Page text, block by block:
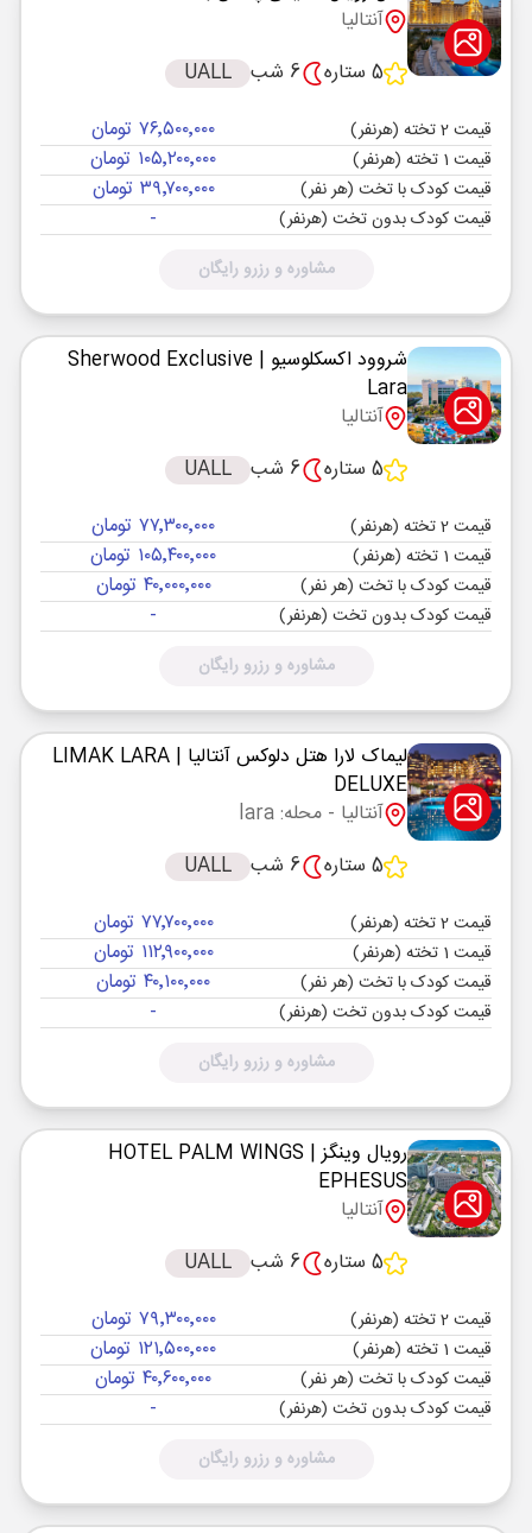
آنتالیا
5 ستاره
6 شب UALL
قیمت 2 تخته (هرنفر) ۷۶٬۵۰۰٬۰۰۰ تومان
قیمت 1 تخته (هرنفر) ۱۰۵٬۲۰۰٬۰۰۰ تومان
قیمت کودک با تخت (هر نفر) ۳۹٬۷۰۰٬۰۰۰ تومان
قیمت کودک بدون تخت (هرنفر) -
مشاوره و رزرو رایگان
شروود اکسکلوسیو
| Sherwood Exclusive
Lara
آنتالیا
5 ستاره
6 شب UALL
قیمت 2 تخته (هرنفر) ۷۷٬۳۰۰٬۰۰۰ تومان
قیمت 1 تخته (هرنفر) ۱۰۵٬۴۰۰٬۰۰۰ تومان
قیمت کودک با تخت (هر نفر) ۴۰٬۰۰۰٬۰۰۰ تومان
قیمت کودک بدون تخت (هرنفر) -
مشاوره و رزرو رایگان
لیماک لارا هتل دلوکس آنتالیا
| LIMAK LARA
DELUXE
آنتالیا - محله: lara
5 ستاره
6 شب UALL
قیمت 2 تخته (هرنفر) ۷۷٬۷۰۰٬۰۰۰ تومان
قیمت 1 تخته (هرنفر) ۱۱۲٬۹۰۰٬۰۰۰ تومان
قیمت کودک با تخت (هر نفر) ۴۰٬۱۰۰٬۰۰۰ تومان
قیمت کودک بدون تخت (هرنفر) -
مشاوره و رزرو رایگان
رویال وینگز | HOTEL PALM WINGS
EPHESUS
آنتالیا
5 ستاره
6 شب UALL
قیمت 2 تخته (هرنفر) ۷۹٬۳۰۰٬۰۰۰ تومان
قیمت 1 تخته (هرنفر) ۱۲۱٬۵۰۰٬۰۰۰ تومان
قیمت کودک با تخت (هر نفر) ۴۰٬۶۰۰٬۰۰۰ تومان
قیمت کودک بدون تخت (هرنفر) -
مشاوره و رزرو رایگان